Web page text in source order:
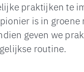
praktijken te
is in
geven we
routine.